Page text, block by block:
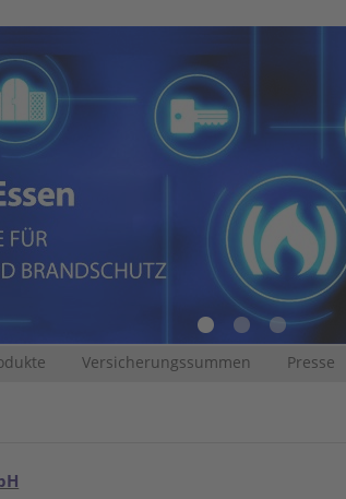
Versicherungssummen Presse